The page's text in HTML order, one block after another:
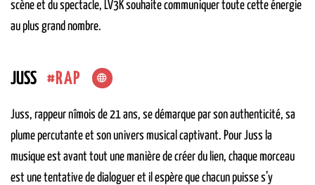
scène et du spectacle, LV3K souhaite communiquer toute cette énergie
au plus grand nombre.
JUSS RAP
Juss, rappeur nîmois de 21 ans, se démarque par son authenticité, sa
plume percutante et son univers musical captivant. Pour Juss la
musique est avant tout une manière de créer du lien, chaque morceau
est une tentative de dialoguer et il espère que chacun puisse s’y